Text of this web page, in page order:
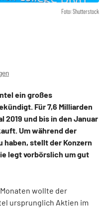
Foto: Shutterstock
ein großes
Für 7,6 Milliarden
2019 und bis in den Januar
Um während der
haben, stellt der Konzern
legt vorbörslich um gut
Monaten wollte der
ursprunglich Aktien im